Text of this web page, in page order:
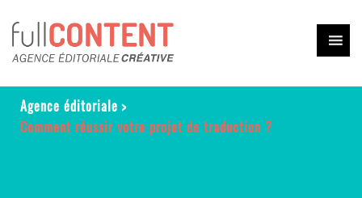
Agence éditoriale >
Comment réussir votre projet de traduction ?